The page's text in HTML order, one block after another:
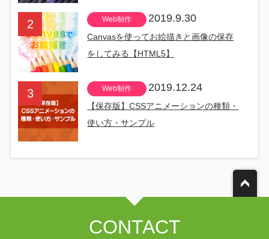
Web制作 2019.9.30
Canvasを使ってお絵描きと画像の保存
をしてみる【HTML5】
Web制作 2019.12.24
【保存版】CSSアニメーションの種類・
使い方・サンプル
CONTACT